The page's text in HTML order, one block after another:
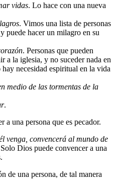
vidas. Lo hace con una nueva
. Vimos una lista de personas
puede hacer un milagro en su
. Personas que pueden
a la iglesia, y no suceder nada en
necesidad espiritual en la vida
medio de las tormentas de la
.
a una persona que es pecador.
venga, convencerá al mundo de
Dios puede convencer a una
de una persona, de tal manera